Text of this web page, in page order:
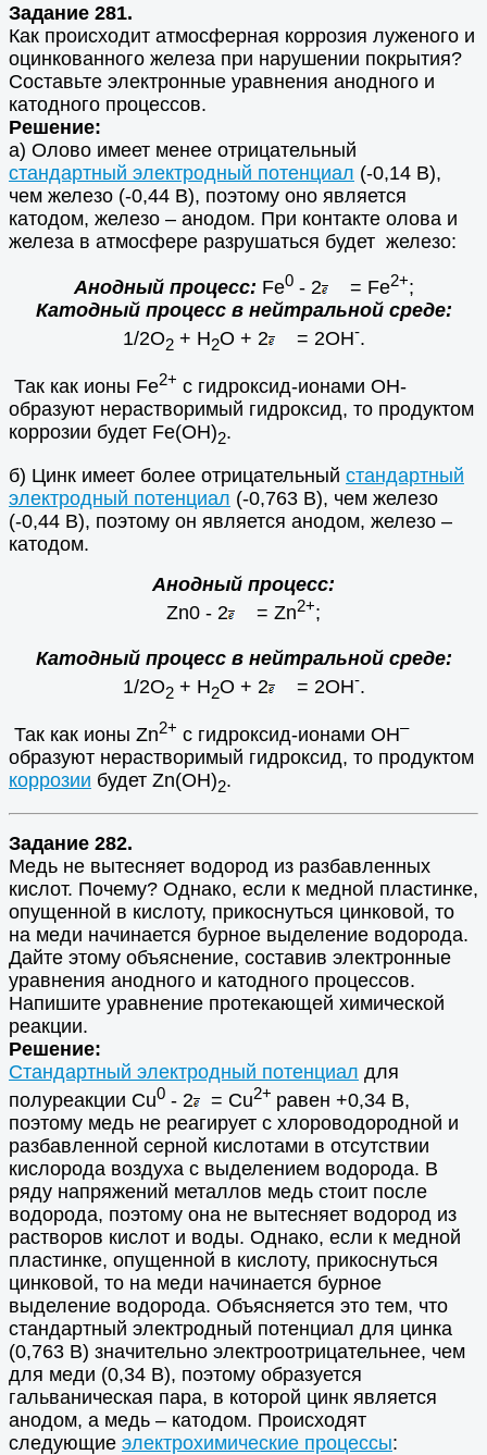
Задание 281.
Как происходит атмосферная коррозия луженого и
оцинкованного железа при нарушении покрытия?
Составьте электронные уравнения анодного и
катодного процессов.
Решение:
а) Олово имеет менее отрицательный
стандартный электродный потенциал (-0,14 В),
чем железо (-0,44 В), поэтому оно является
катодом, железо – анодом. При контакте олова и
железа в атмосфере разрушаться будет железо:
Анодный процесс: Fe0- 2 = Fe2+;
Катодный процесс в нейтральной среде:
1/2O2+ H2O + 2 = 2OH-.
Так как ионы Fe2+ с гидроксид-ионами ОН-
образуют нерастворимый гидроксид, то продуктом
коррозии будет Fe(OH)2.
б) Цинк имеет более отрицательный стандартный
электродный потенциал (-0,763 В), чем железо
(-0,44 В), поэтому он является анодом, железо –
катодом.
Анодный процесс:
Zn0 - 2
= Zn2+;
Катодный процесс в нейтральной среде:
1/2O2+ H2O + 2 = 2OH-.
Так как ионы Zn2+ с гидроксид-ионами ОН–
образуют нерастворимый гидроксид, то продуктом
коррозии будет Zn(OH)2.
Задание 282.
Медь не вытесняет водород из разбавленных
кислот. Почему? Однако, если к медной пластинке,
опущенной в кислоту, прикоснуться цинковой, то
на меди начинается бурное выделение водорода.
Дайте этому объяснение, составив электронные
уравнения анодного и катодного процессов.
Напишите уравнение протекающей химической
реакции.
Решение:
Стандартный электродный потенциал для
полуреакции Cu0 - 2 = Cu2+ равен +0,34 В,
поэтому медь не реагирует с хлороводородной и
разбавленной серной кислотами в отсутствии
кислорода воздуха с выделением водорода. В
ряду напряжений металлов медь стоит после
водорода, поэтому она не вытесняет водород из
растворов кислот и воды. Однако, если к медной
пластинке, опущенной в кислоту, прикоснуться
цинковой, то на меди начинается бурное
выделение водорода. Объясняется это тем, что
стандартный электродный потенциал для цинка
(0,763 В) значительно электроотрицательнее, чем
для меди (0,34 В), поэтому образуется
гальваническая пара, в которой цинк является
анодом, а медь – катодом. Происходят
следующие электрохимические процессы: